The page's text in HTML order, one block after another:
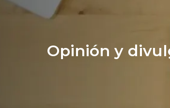
Opinión y